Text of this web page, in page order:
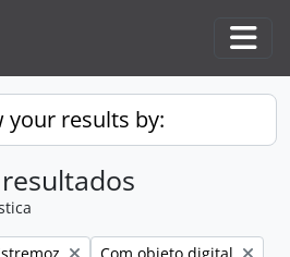
your results by:
Remove filter: